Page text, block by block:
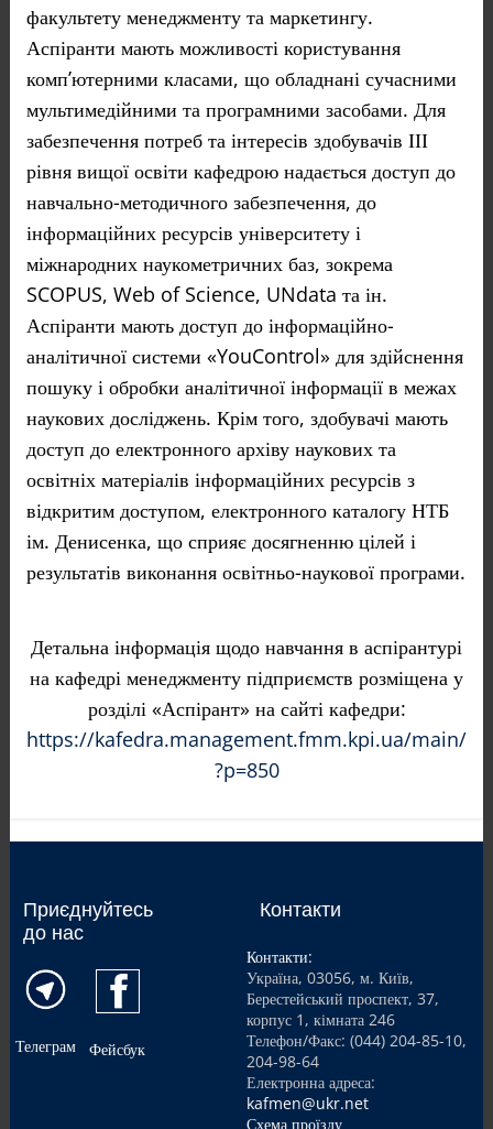
факультету менеджменту та маркетингу.
Аспіранти мають можливості користування
комп’ютерними класами, що обладнані сучасними
мультимедійними та програмними засобами. Для
забезпечення потреб та інтересів здобувачів ІІІ
рівня вищої освіти кафедрою надається доступ до
навчально-методичного забезпечення, до
інформаційних ресурсів університету і
міжнародних наукометричних баз, зокрема
SCOPUS, Web of Science, UNdata та ін.
Аспіранти мають доступ до інформаційно-
аналітичної системи «YouControl» для здійснення
пошуку і обробки аналітичної інформації в межах
наукових досліджень. Крім того, здобувачі мають
доступ до електронного архіву наукових та
освітніх матеріалів інформаційних ресурсів з
відкритим доступом, електронного каталогу НТБ
ім. Денисенка, що сприяє досягненню цілей і
результатів виконання освітньо-наукової програми.
Детальна інформація щодо навчання в аспірантурі
на кафедрі менеджменту підприємств розміщена у
розділі «Аспірант» на сайті кафедри:
https://kafedra.management.fmm.kpi.ua/main/
?p=850
Приєднуйтесь
до нас
Телеграм Фейсбук
Контакти
Контакти:
Україна, 03056, м. Київ,
Берестейський проспект, 37,
корпус 1, кімната 246
Телефон/Факс: (044) 204-85-10,
204-98-64
Електронна адреса:
kafmen@ukr.net
Схема проїзду